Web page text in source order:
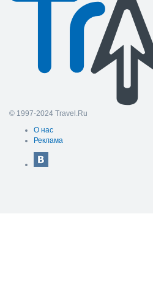
© 1997-2024 Travel.Ru
О нас
Реклама